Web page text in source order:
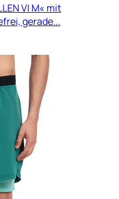
VI M« mit
gerade...